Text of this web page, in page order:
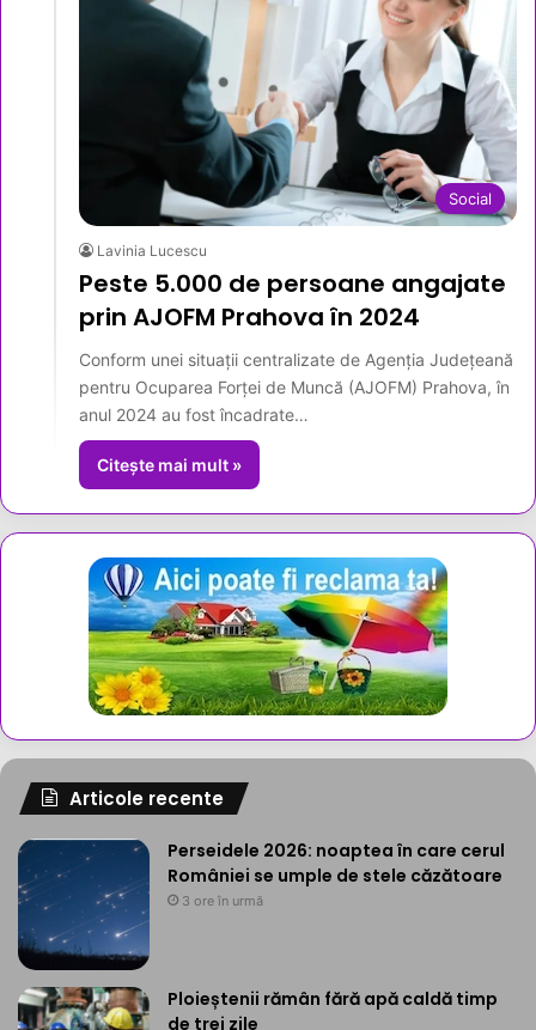
Social
Lavinia Lucescu
Peste 5.000 de persoane angajate
prin AJOFM Prahova în 2024
Conform unei situații centralizate de Agenția Județeană
pentru Ocuparea Forței de Muncă (AJOFM) Prahova, în
anul 2024 au fost încadrate…
Citește mai mult »
Articole recente
Perseidele 2026: noaptea în care cerul
României se umple de stele căzătoare
3 ore în urmă
Ploieștenii rămân fără apă caldă timp
de trei zile